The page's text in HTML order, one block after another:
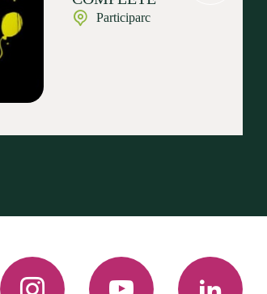
Participarc
InstagramYouTube LinkedIn